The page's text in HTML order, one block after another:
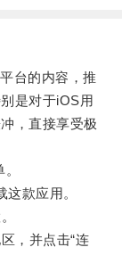
台的内容，推
是对于iOS用
，直接享受极
款应用。
，并点击“连